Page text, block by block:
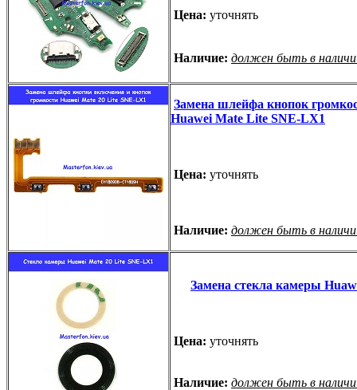
Цена: уточнять
Наличие: должен быть в
Замена шлейфа кнопок
Huawei Mate Lite SNE-LX1
Цена: уточнять
Наличие: должен быть в
Замена стекла камеры
Цена: уточнять
Наличие: должен быть в